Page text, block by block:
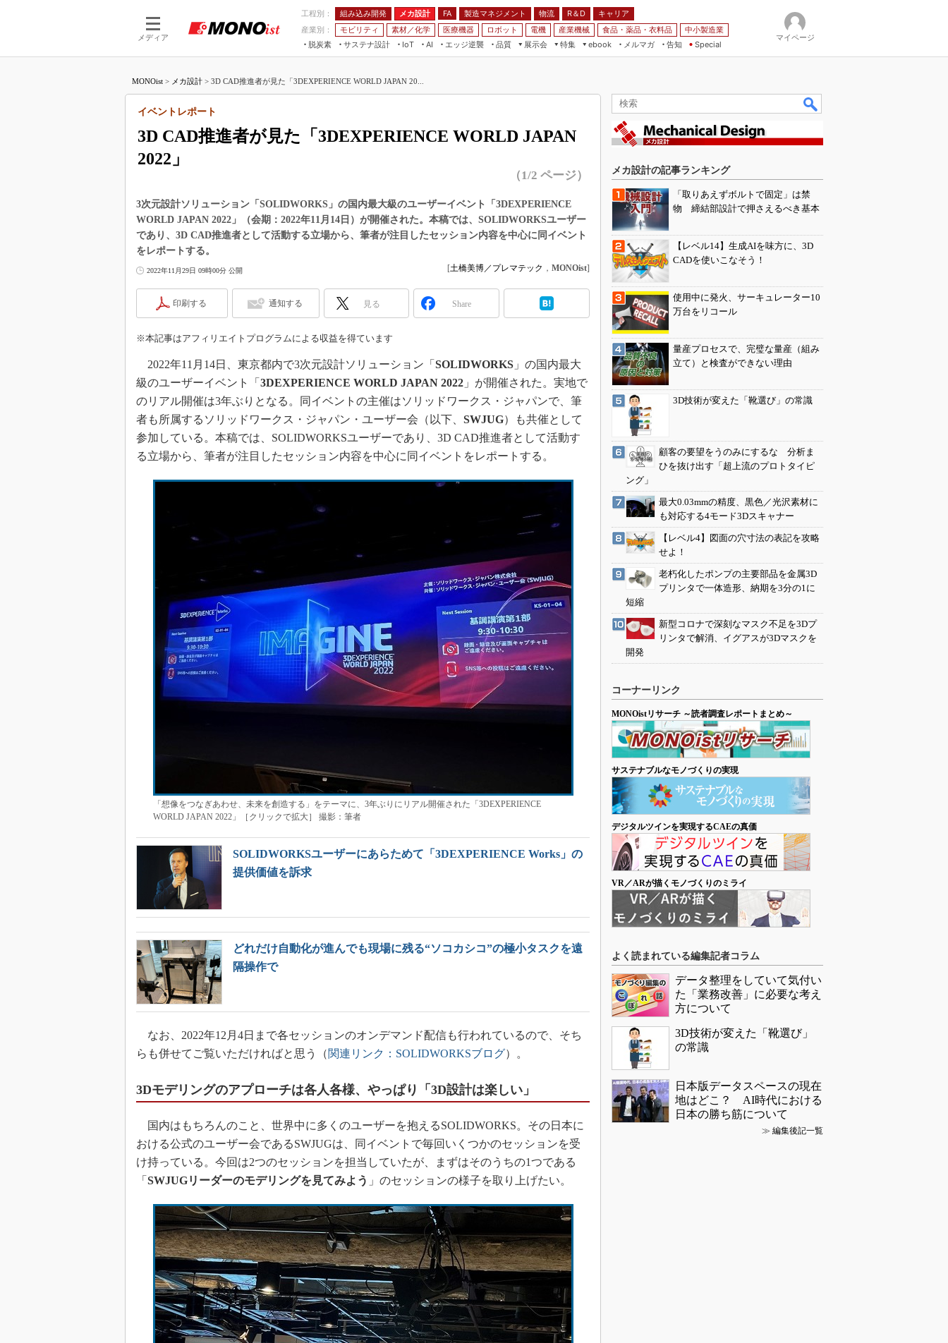
メディア
工程別： 組み込み開発 メカ設計 FA 製造マネジメント 物流 R＆D
キャリア
産業別：
モビリティ 素材／化学 医療機器 ロボット 電機 産業機械 食品・薬品・衣料品
中小製造業
脱炭素
サステナ設計
IoT
つながる工場
AI
AI×設備保全
エッジ逆襲 品質
展示会
JIMTOF
IIFES
TECHNO-FRONTIER
人テク展
日本ものづくりワールド
AUTOMOTIVE WORLD
特集
つながるクルマ
組み込みモデリング
Windows Embedded
無償設計ツール
3Dプリンタ
S＆OP
インダストリー4.0
イノベーション
メイドインジャパン
グローバル設計・開発
制御セキュリティ
新型コロナへの対応
ebook
メルマガ
告知 Special
マイページ
MONOist > メカ設計 > 3D CAD推進者が見た「3DEXPERIENCE WORLD JAPAN 20...
3D CAD推進者が見た「3DEXPERIENCE WORLD JAPAN
2022」
イベントレポート
（1/2 ページ）
3次元設計ソリューション「SOLIDWORKS」の国内最大級のユーザーイベント「3DEXPERIENCE
WORLD JAPAN 2022」（会期：2022年11月14日）が開催された。本稿では、SOLIDWORKSユーザー
であり、3D CAD推進者として活動する立場から、筆者が注目したセッション内容を中心に同イベント
をレポートする。
2022年11月29日 09時00分 公開 [土橋美博／プレマテック ， MONOist]
印刷する 通知する 見る Share
※本記事はアフィリエイトプログラムによる収益を得ています
2022年11月14日、東京都内で3次元設計ソリューション「 SOLIDWORKS 」の国内最大
級のユーザーイベント「 3DEXPERIENCE WORLD JAPAN 2022 」が開催された。実地で
のリアル開催は3年ぶりとなる。同イベントの主催はソリッドワークス・ジャパンで、筆
者も所属するソリッドワークス・ジャパン・ユーザー会（以下、 SWJUG）も共催として
参加している。本稿では、SOLIDWORKSユーザーであり、3D CAD推進者として活動す
る立場から、筆者が注目したセッション内容を中心に同イベントをレポートする。
「想像をつなぎあわせ、未来を創造する」をテーマに、3年ぶりにリアル開催された「3DEXPERIENCE
WORLD JAPAN 2022」［クリックで拡大］ 撮影：筆者
SOLIDWORKSユーザーにあらためて「3DEXPERIENCE Works」の
提供価値を訴求
どれだけ自動化が進んでも現場に残る“ソコカシコ”の極小タスクを遠
隔操作で
なお、2022年12月4日まで各セッションのオンデマンド配信も行われているので、そち
らも併せてご覧いただければと思う（関連リンク：SOLIDWORKSブログ）。
3Dモデリングのアプローチは各人各様、やっぱり「3D設計は楽しい」
国内はもちろんのこと、世界中に多くのユーザーを抱えるSOLIDWORKS。その日本に
おける公式のユーザー会であるSWJUGは、同イベントで毎回いくつかのセッションを受
け持っている。今回は2つのセッションを担当していたが、まずはそのうちの1つである
「 SWJUGリーダーのモデリングを見てみよう 」のセッションの様子を取り上げたい。
メカ設計の記事ランキング
「取りあえずボルトで固定」は禁
物 締結部設計で押さえるべき基本
【レベル14】生成AIを味方に、3D
CADを使いこなそう！
使用中に発火、サーキュレーター10
万台をリコール
量産プロセスで、完璧な量産（組み
立て）と検査ができない理由
3D技術が変えた「靴選び」の常識
顧客の要望をうのみにするな 分析ま
ひを抜け出す「超上流のプロトタイピ
ング」
最大0.03mmの精度、黒色／光沢素材に
も対応する4モード3Dスキャナー
【レベル4】図面の穴寸法の表記を攻略
せよ！
老朽化したポンプの主要部品を金属3D
プリンタで一体造形、納期を3分の1に
短縮
新型コロナで深刻なマスク不足を3Dプ
リンタで解消、イグアスが3Dマスクを
開発
コーナーリンク
MONOistリサーチ ～読者調査レポートまとめ～
サステナブルなモノづくりの実現
デジタルツインを実現するCAEの真価
VR／ARが描くモノづくりのミライ
よく読まれている編集記者コラム
データ整理をしていて気付い
た「業務改善」に必要な考え
方について
3D技術が変えた「靴選び」
の常識
日本版データスペースの現在
地はどこ？ AI時代における
日本の勝ち筋について
≫ 編集後記一覧